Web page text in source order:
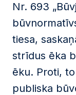
Nr. 693
tiesa,
strīdus ēka
ēku. Proti,
publiska